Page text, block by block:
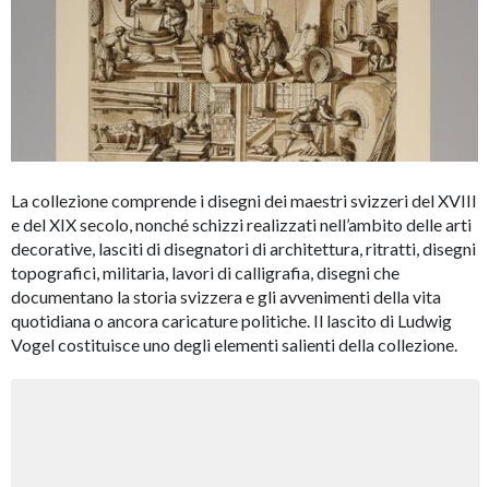
La collezione comprende i disegni dei maestri svizzeri del XVIII
e del XIX secolo, nonché schizzi realizzati nell’ambito delle arti
decorative, lasciti di disegnatori di architettura, ritratti, disegni
topografici, militaria, lavori di calligrafia, disegni che
documentano la storia svizzera e gli avvenimenti della vita
quotidiana o ancora caricature politiche. Il lascito di Ludwig
Vogel costituisce uno degli elementi salienti della collezione.